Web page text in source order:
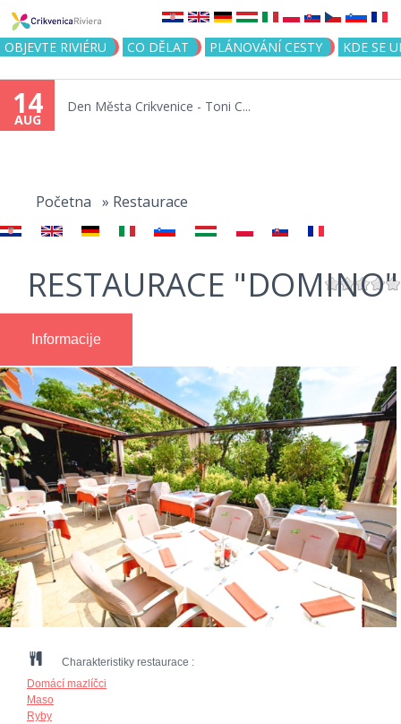
Jump to navigation
OBJEVTE RIVIÉRU CO DĚLAT PLÁNOVÁNÍ CESTY KDE SE
14
AUG
Den Města Crikvenice - Toni C...
here
Početna » Restaurace
RESTAURACE "DOMINO"
Informacije
Charakteristiky restaurace :
Domácí mazlíčci
Maso
Ryby